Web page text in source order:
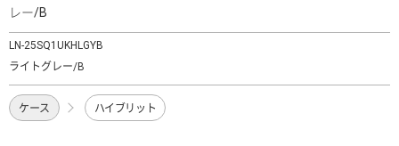
レー/B
LN-25SQ1UKHLGYB
ライトグレー/B
ケース ハイブリット